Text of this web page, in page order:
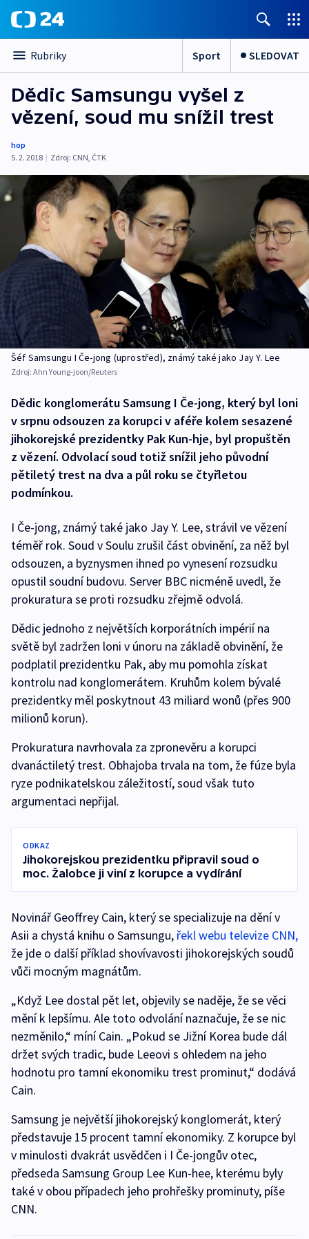
Rubriky Sport SLEDOVAT
Dědic Samsungu vyšel z
vězení, soud mu snížil trest
hop
5. 2. 2018 | Zdroj: CNN, ČTK
Šéf Samsungu I Če-jong (uprostřed), známý také jako Jay Y. Lee
Zdroj: Ahn Young-joon/Reuters
Dědic konglomerátu Samsung I Če-jong, který byl loni
v srpnu odsouzen za korupci v aféře kolem sesazené
jihokorejské prezidentky Pak Kun-hje, byl propuštěn
z vězení. Odvolací soud totiž snížil jeho původní
pětiletý trest na dva a půl roku se čtyřletou
podmínkou.
I Če-jong, známý také jako Jay Y. Lee, strávil ve vězení
téměř rok. Soud v Soulu zrušil část obvinění, za něž byl
odsouzen, a byznysmen ihned po vynesení rozsudku
opustil soudní budovu. Server BBC nicméně uvedl, že
prokuratura se proti rozsudku zřejmě odvolá.
Dědic jednoho z největších korporátních impérií na
světě byl zadržen loni v únoru na základě obvinění, že
podplatil prezidentku Pak, aby mu pomohla získat
kontrolu nad konglomerátem. Kruhům kolem bývalé
prezidentky měl poskytnout 43 miliard wonů (přes 900
milionů korun).
Prokuratura navrhovala za zpronevěru a korupci
dvanáctiletý trest. Obhajoba trvala na tom, že fúze byla
ryze podnikatelskou záležitostí, soud však tuto
argumentaci nepřijal.
ODKAZ
Jihokorejskou prezidentku připravil soud o
moc. Žalobce ji viní z korupce a vydírání
Novinář Geoffrey Cain, který se specializuje na dění v
Asii a chystá knihu o Samsungu, řekl webu televize CNN,
že jde o další příklad shovívavosti jihokorejských soudů
vůči mocným magnátům.
„Když Lee dostal pět let, objevily se naděje, že se věci
mění k lepšímu. Ale toto odvolání naznačuje, že se nic
nezměnilo,“ míní Cain. „Pokud se Jižní Korea bude dál
držet svých tradic, bude Leeovi s ohledem na jeho
hodnotu pro tamní ekonomiku trest prominut,“ dodává
Cain.
Samsung je největší jihokorejský konglomerát, který
představuje 15 procent tamní ekonomiky. Z korupce byl
v minulosti dvakrát usvědčen i I Če-jongův otec,
předseda Samsung Group Lee Kun-hee, kterému byly
také v obou případech jeho prohřešky prominuty, píše
CNN.